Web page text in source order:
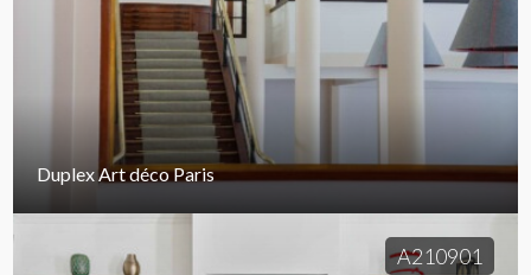
Duplex Art déco Paris
A210901